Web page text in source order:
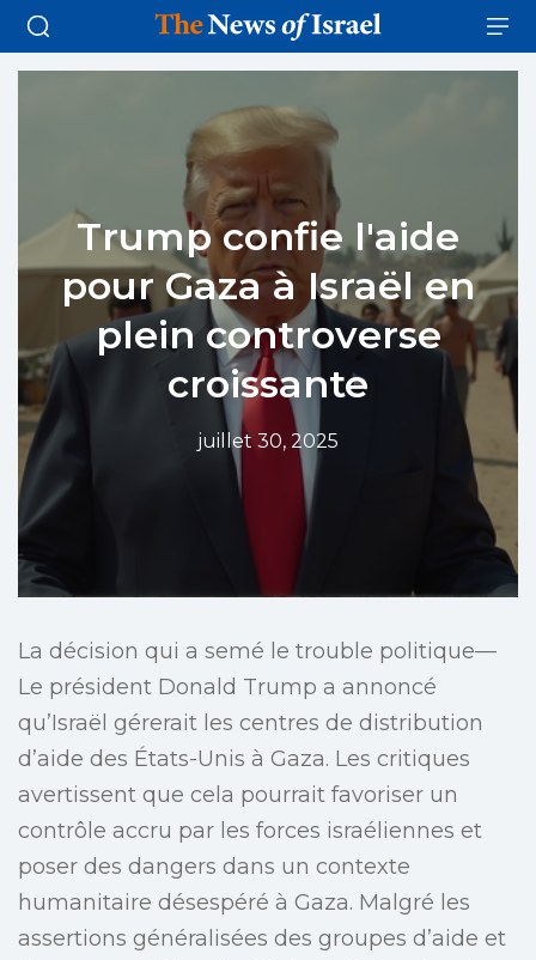
Trump confie l'aide
pour Gaza à Israël en
plein controverse
croissante
juillet 30, 2025
La décision qui a semé le trouble politique—
Le président Donald Trump a annoncé
qu’Israël gérerait les centres de distribution
d’aide des États-Unis à Gaza. Les critiques
avertissent que cela pourrait favoriser un
contrôle accru par les forces israéliennes et
poser des dangers dans un contexte
humanitaire désespéré à Gaza. Malgré les
assertions généralisées des groupes d’aide et